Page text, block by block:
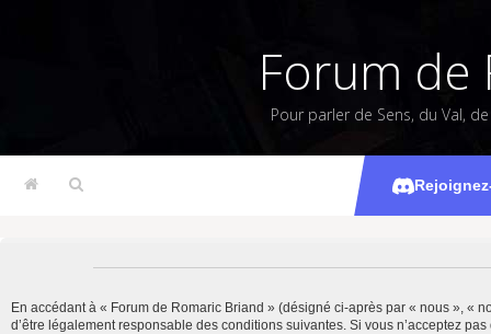
Forum de
Pour parler de Sens, du Val,
En accédant à « Forum de Romaric Briand » (désigné ci-après par « nous », «
d’être légalement responsable des conditions suivantes. Si vous n’acceptez